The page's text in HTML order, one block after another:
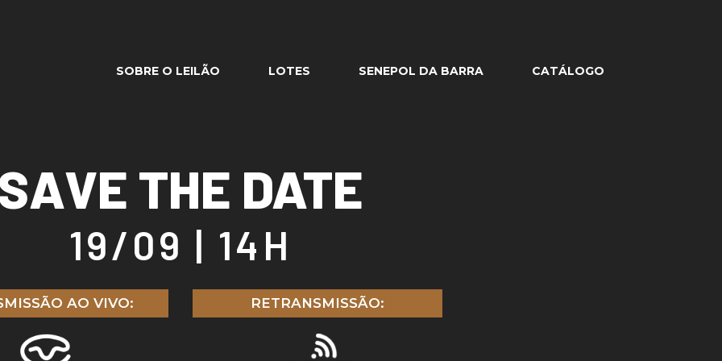
SOBRE O LEILÃO LOTES SENEPOL DA BARRA CATÁLOGO
THE DATE
19/09 | 14H
AO VIVO: RETRANSMISSÃO: